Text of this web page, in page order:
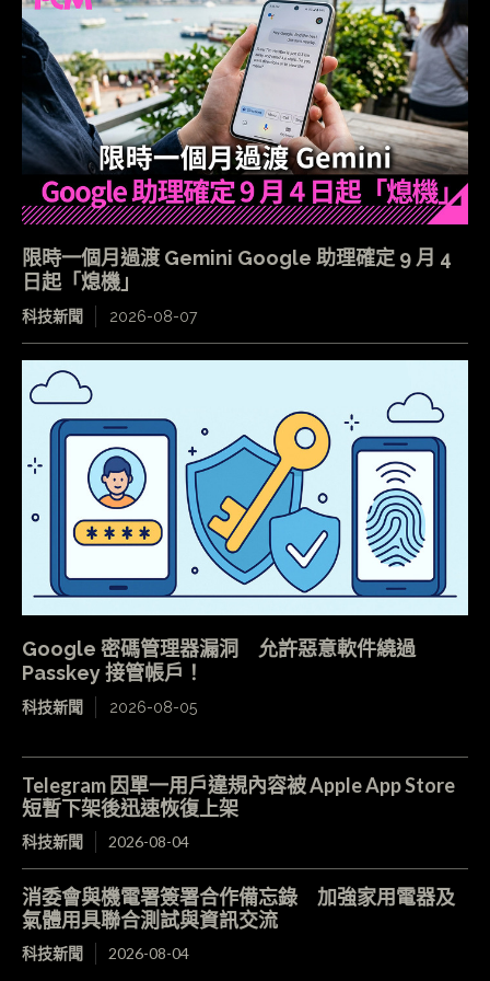
限時一個月過渡 Gemini Google 助理確定 9 月 4
日起「熄機」
科技新聞 2026-08-07
Google 密碼管理器漏洞 允許惡意軟件繞過
Passkey 接管帳戶！
科技新聞 2026-08-05
Telegram 因單一用戶違規內容被 Apple App Store
短暫下架後迅速恢復上架
科技新聞 2026-08-04
消委會與機電署簽署合作備忘錄 加強家用電器及
氣體用具聯合測試與資訊交流
科技新聞 2026-08-04